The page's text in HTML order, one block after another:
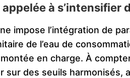
à s’intensifier
impose l’intégration de
de l’eau de
en charge. À
sur des seuils harmonisés,